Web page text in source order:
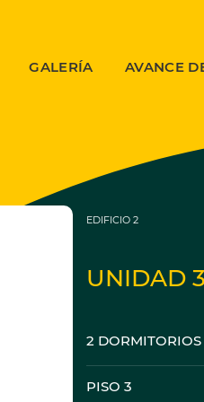
GALERÍA AVANCE
EDIFICIO 2
UNIDAD
2 DORMITORIOS
PISO 3